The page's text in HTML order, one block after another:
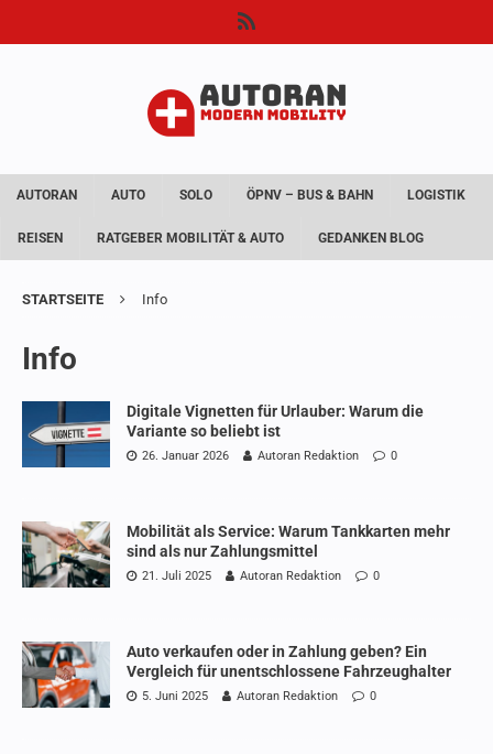
AUTORAN AUTO SOLO ÖPNV – BUS & BAHN LOGISTIK
REISEN RATGEBER MOBILITÄT & AUTO GEDANKEN BLOG
STARTSEITE Info
Info
Digitale Vignetten für Urlauber: Warum die
Variante so beliebt ist
26. Januar 2026 Autoran Redaktion 0
Mobilität als Service: Warum Tankkarten mehr
sind als nur Zahlungsmittel
21. Juli 2025 Autoran Redaktion 0
Auto verkaufen oder in Zahlung geben? Ein
Vergleich für unentschlossene Fahrzeughalter
5. Juni 2025 Autoran Redaktion 0